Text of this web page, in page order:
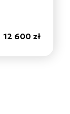
12 600 zł